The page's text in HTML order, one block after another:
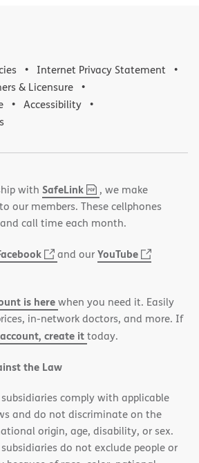
Internet Privacy Statement
& Licensure
Accessibility
with SafeLink,
PDF
(opens
in
new
, we make
our members. These cellphones
call time each month.
(opens
window)
and ourYouTube
(opens
window)
is herewhen you need it. Easily
in-network doctors, and more. If
create ittoday.
the Law
comply with applicable
and do not discriminate on the
origin, age, disability, or sex.
do not exclude people or